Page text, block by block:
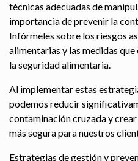
técnicas adecuadas de
importancia de prevenir la
Infórmeles sobre los riesgos
alimentarias y las medidas
la seguridad alimentaria.
Al implementar estas
podemos reducir
contaminación cruzada y
más segura para nuestros
Estrategias de gestión y